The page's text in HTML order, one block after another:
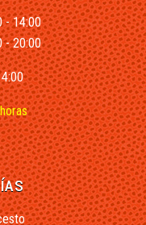
- 14:00
- 20:00